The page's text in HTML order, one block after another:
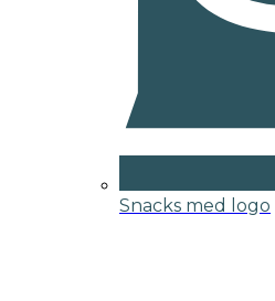
Snacks med logo